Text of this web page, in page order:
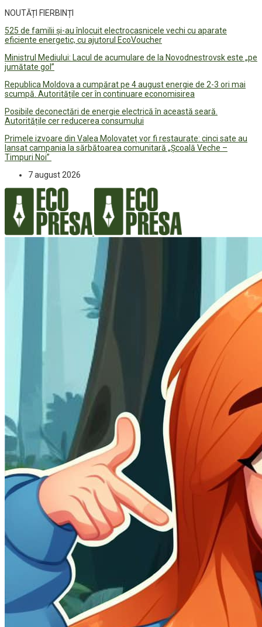
NOUTĂȚI FIERBINȚI
525 de familii și-au înlocuit electrocasnicele vechi cu aparate
eficiente energetic, cu ajutorul EcoVoucher
Ministrul Mediului: Lacul de acumulare de la Novodnestrovsk este „pe
jumătate gol”
Republica Moldova a cumpărat pe 4 august energie de 2-3 ori mai
scumpă. Autoritățile cer în continuare economisirea
Posibile deconectări de energie electrică în această seară.
Autoritățile cer reducerea consumului
Primele izvoare din Valea Molovateț vor fi restaurate: cinci sate au
lansat campania la sărbătoarea comunitară „Școală Veche –
Timpuri Noi”
7 august 2026